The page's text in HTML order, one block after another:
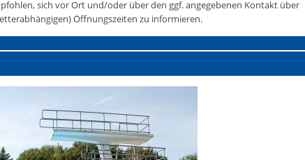
sich vor Ort und/oder über den ggf. angegebenen Kontakt über
Öffnungszeiten zu informieren.